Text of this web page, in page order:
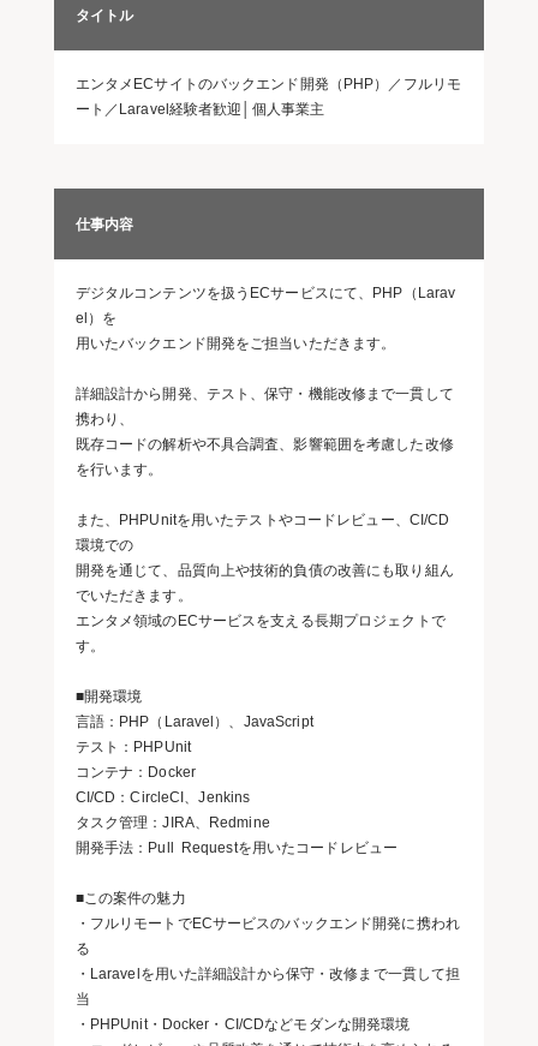
タイトル
エンタメECサイトのバックエンド開発（PHP）／フルリモ
ート／Laravel経験者歓迎│個人事業主
仕事内容
デジタルコンテンツを扱うECサービスにて、PHP（Larav
el）を
用いたバックエンド開発をご担当いただきます。
詳細設計から開発、テスト、保守・機能改修まで一貫して
携わり、
既存コードの解析や不具合調査、影響範囲を考慮した改修
を行います。
また、PHPUnitを用いたテストやコードレビュー、CI/CD
環境での
開発を通じて、品質向上や技術的負債の改善にも取り組ん
でいただきます。
エンタメ領域のECサービスを支える長期プロジェクトで
す。
■開発環境
言語：PHP（Laravel）、JavaScript
テスト：PHPUnit
コンテナ：Docker
CI/CD：CircleCI、Jenkins
タスク管理：JIRA、Redmine
開発手法：Pull Requestを用いたコードレビュー
■この案件の魅力
・フルリモートでECサービスのバックエンド開発に携われ
る
・Laravelを用いた詳細設計から保守・改修まで一貫して担
当
・PHPUnit・Docker・CI/CDなどモダンな開発環境